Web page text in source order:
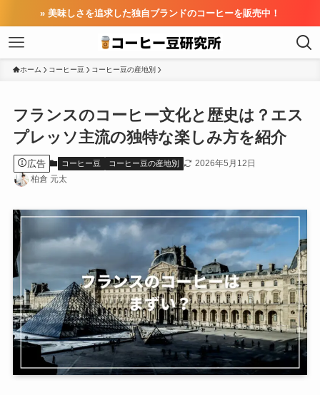
» 美味しさを追求した独自ブランドのコーヒーを販売中！
ホーム コーヒー豆 コーヒー豆の産地別
フランスのコーヒー文化と歴史は？エス
プレッソ主流の独特な楽しみ方を紹介
広告 コーヒー豆 コーヒー豆の産地別
2026年5月12日
柏倉 元太